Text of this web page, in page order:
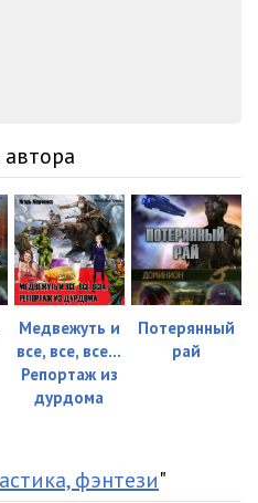
Медвежуть и
все, все, все...
Репортаж из
дурдома
Потерянный
рай
фэнтези"